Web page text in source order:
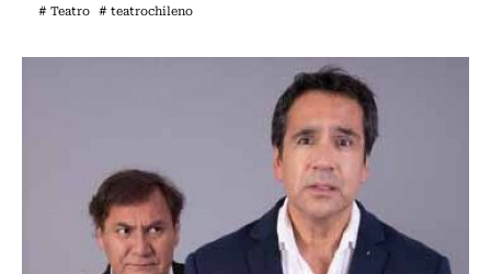
# Teatro # teatrochileno